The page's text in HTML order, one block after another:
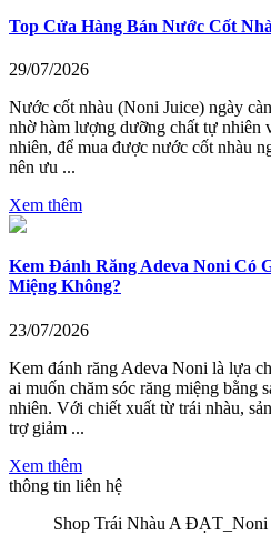
Top Cửa Hàng Bán Nước Cốt
29/07/2026
Nước cốt nhàu (Noni Juice) ngày
nhờ hàm lượng dưỡng chất tự nhiên
nhiên, để mua được nước cốt nhàu
nên ưu ...
Xem thêm
Kem Đánh Răng Adeva Noni Có
Miệng Không?
23/07/2026
Kem đánh răng Adeva Noni là lựa
ai muốn chăm sóc răng miệng bằng
nhiên. Với chiết xuất từ trái nhàu,
trợ giảm ...
Xem thêm
thông tin liên hệ
Shop Trái Nhàu A